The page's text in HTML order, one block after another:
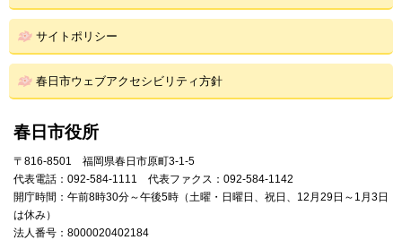
サイトポリシー
春日市ウェブアクセシビリティ方針
春日市役所
〒816-8501 福岡県春日市原町3-1-5
代表電話：092-584-1111 代表ファクス：092-584-1142
開庁時間：午前8時30分～午後5時（土曜・日曜日、祝日、12月29日～1月3日
は休み）
法人番号：8000020402184